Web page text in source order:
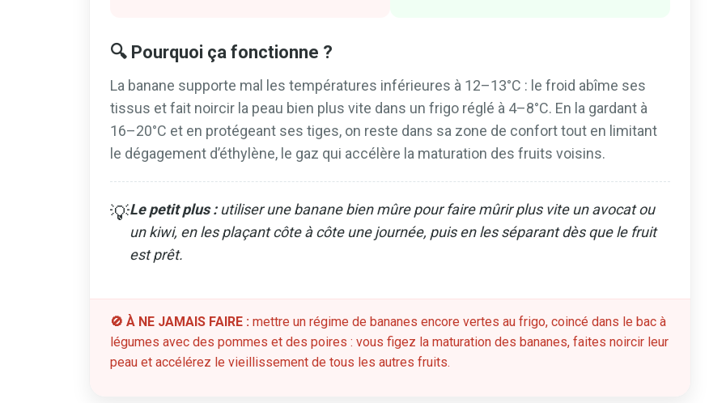
🔍 Pourquoi ça fonctionne ?
La banane supporte mal les températures inférieures à 12–13°C : le froid abîme ses
tissus et fait noircir la peau bien plus vite dans un frigo réglé à 4–8°C. En la gardant à
16–20°C et en protégeant ses tiges, on reste dans sa zone de confort tout en limitant
le dégagement d’éthylène, le gaz qui accélère la maturation des fruits voisins.
💡Le petit plus :utiliser une banane bien mûre pour faire mûrir plus vite un avocat ou
un kiwi, en les plaçant côte à côte une journée, puis en les séparant dès que le fruit
est prêt.
🚫 À NE JAMAIS FAIRE : mettre un régime de bananes encore vertes au frigo, coincé dans le bac à
légumes avec des pommes et des poires : vous figez la maturation des bananes, faites noircir leur
peau et accélérez le vieillissement de tous les autres fruits.